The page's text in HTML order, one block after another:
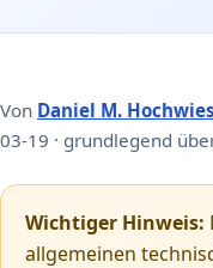
Von Daniel M.
03-19 · grundlegend
Wichtiger Hinweis:
allgemeinen